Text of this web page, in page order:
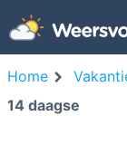
Home
14 daagse